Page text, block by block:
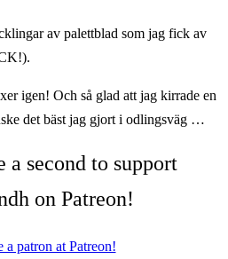
av palettblad som jag fick av
igen! Och så glad att jag kirrade en
det bäst jag gjort i odlingsväg …
a second to support
on Patreon!